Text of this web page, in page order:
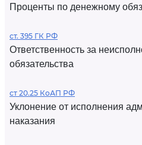
Проценты по денежному
ст. 395 ГК РФ
Ответственность за
обязательства
ст 20.25 КоАП РФ
Уклонение от исполнения
наказания